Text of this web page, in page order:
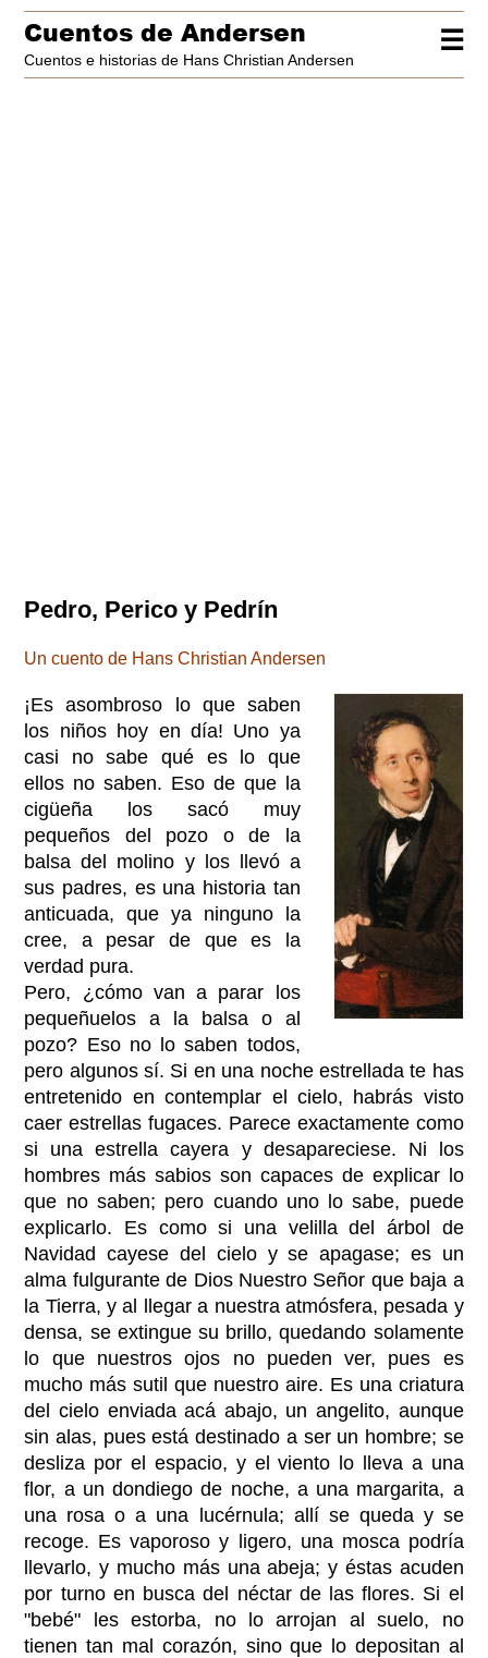
☰
Cuentos de Andersen
Cuentos e historias de Hans Christian Andersen
Pedro, Perico y Pedrín
Un cuento de Hans Christian Andersen
¡Es asombroso lo que saben
los niños hoy en día! Uno ya
casi no sabe qué es lo que
ellos no saben. Eso de que la
cigüeña los sacó muy
pequeños del pozo o de la
balsa del molino y los llevó a
sus padres, es una historia tan
anticuada, que ya ninguno la
cree, a pesar de que es la
verdad pura.
Pero, ¿cómo van a parar los
pequeñuelos a la balsa o al
pozo? Eso no lo saben todos,
pero algunos sí. Si en una noche estrellada te has
entretenido en contemplar el cielo, habrás visto
caer estrellas fugaces. Parece exactamente como
si una estrella cayera y desapareciese. Ni los
hombres más sabios son capaces de explicar lo
que no saben; pero cuando uno lo sabe, puede
explicarlo. Es como si una velilla del árbol de
Navidad cayese del cielo y se apagase; es un
alma fulgurante de Dios Nuestro Señor que baja a
la Tierra, y al llegar a nuestra atmósfera, pesada y
densa, se extingue su brillo, quedando solamente
lo que nuestros ojos no pueden ver, pues es
mucho más sutil que nuestro aire. Es una criatura
del cielo enviada acá abajo, un angelito, aunque
sin alas, pues está destinado a ser un hombre; se
desliza por el espacio, y el viento lo lleva a una
flor, a un dondiego de noche, a una margarita, a
una rosa o a una lucérnula; allí se queda y se
recoge. Es vaporoso y ligero, una mosca podría
llevarlo, y mucho más una abeja; y éstas acuden
por turno en busca del néctar de las flores. Si el
"bebé" les estorba, no lo arrojan al suelo, no
tienen tan mal corazón, sino que lo depositan al